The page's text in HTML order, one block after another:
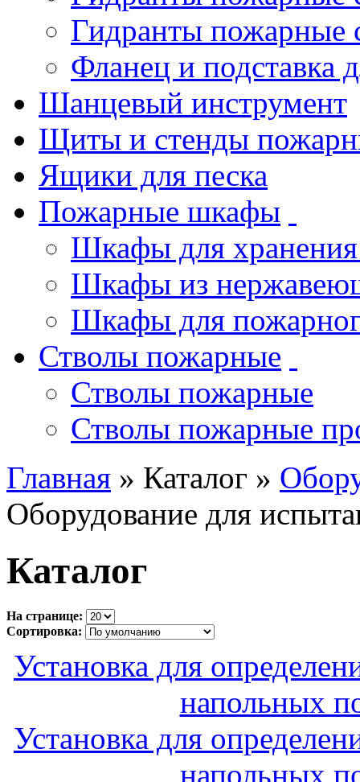
Гидранты пожарные
Фланец и подставка
Шанцевый инструмент
Щиты и стенды
Ящики для песка
Пожарные шкафы
Шкафы для хранения
Шкафы из
Шкафы для
Стволы пожарные
Стволы пожарные
Стволы пожарные
Главная » Каталог »
Оборудование для
Каталог
На странице:
Сортировка:
Установка для
напольных
Установка для
напольных